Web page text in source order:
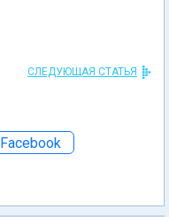
СЛЕДУЮЩАЯ СТАТЬЯ
Facebook